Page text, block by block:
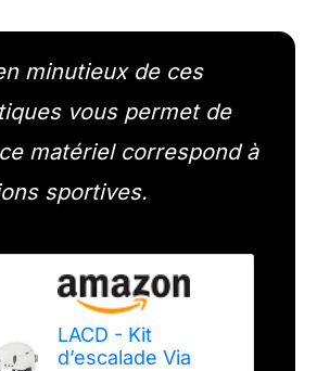
minutieux de ces
vous permet de
matériel correspond à
sportives.
LACD - Kit
d’escalade Via